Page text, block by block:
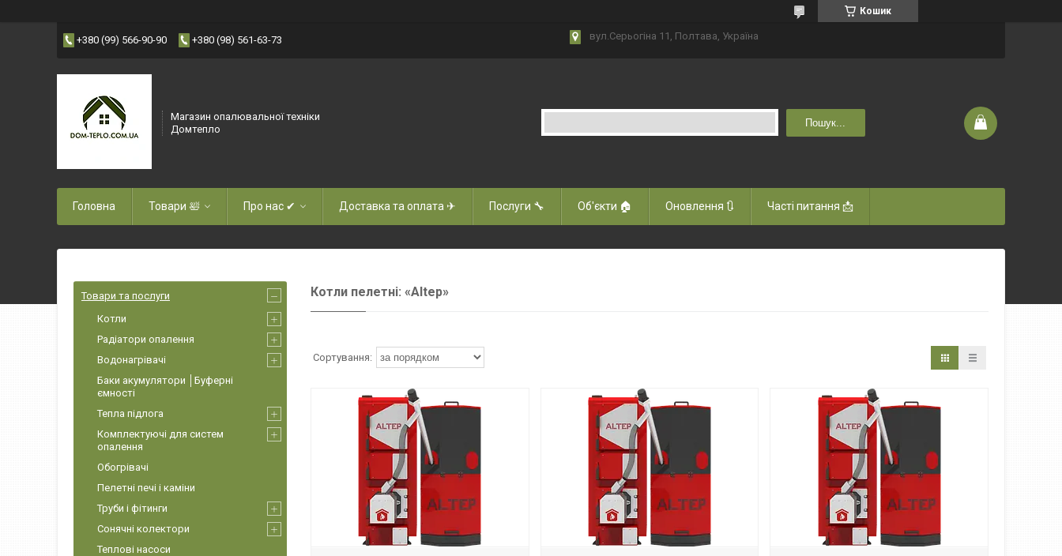
Кошик
+380 (99) 566-90-90 +380 (98) 561-63-73 вул.Серьогіна 11, Полтава, Україна
Магазин опалювальної техніки
Домтепло
Пошук...
Головна Товари 🛀 Про нас ✔ Доставка та оплата ✈ Послуги 🔧 Об'єкти 🏠 Оновлення 🔃 Часті питання 📩
Котли пелетні: «Altep»
Товари та послуги
Котли
Радіатори опалення
Водонагрівачі
Баки акумулятори │Буферні
ємності
Тепла підлога
Комплектуючі для систем
опалення
Обогрівачі
Пелетні печі і каміни
Труби і фітинги
Сонячні колектори
Теплові насоси